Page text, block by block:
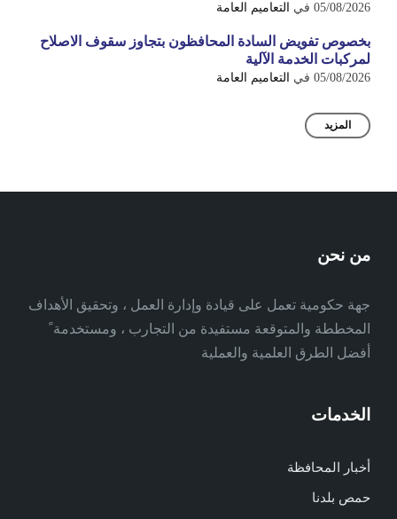
05/08/2026 في التعاميم العامة
بخصوص تفويض السادة المحافظون بتجاوز سقوف الاصلاح
لمركبات الخدمة الآلية
05/08/2026 في التعاميم العامة
المزيد
من نحن
جهة حكومية تعمل على قيادة وإدارة العمل ، وتحقيق الأهداف
المخططة والمتوقعة مستفيدة من التجارب ، ومستخدمة ً
أفضل الطرق العلمية والعملية
الخدمات
أخبار المحافظة
حمص بلدنا